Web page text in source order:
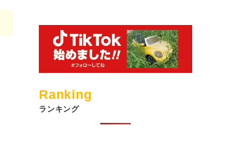
Ranking
ランキング